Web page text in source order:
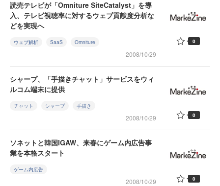
読売テレビが「Omniture SiteCatalyst」を導
入、テレビ視聴率に対するウェブ貢献度分析な
どを実現へ
ウェブ解析 SaaS Omniture
2008/10/29
0
シャープ、「手描きチャット」サービスをウィ
ルコム端末に提供
チャット シャープ 手描き
2008/10/29 0
ソネットと韓国IGAW、来春にゲーム内広告事
業を本格スタート
ゲーム内広告
2008/10/29 0